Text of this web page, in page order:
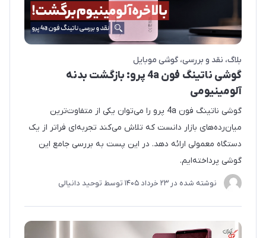
بلاگ نقد و بررسی گوشی موبایل
گوشی ناتینگ فون 4a پرو: بازگشت بدنه
آلومینیومی
گوشی ناتینگ فون 4a پرو را می‌توان یکی از متفاوت‌ترین
میان‌رده‌های بازار دانست که تلاش می‌کند تجربه‌ای فراتر از یک
دستگاه معمولی ارائه دهد. در این پست به بررسی جامع این
گوشی پرداخته‌ایم.
نوشته شده در 23 خرداد 1405 توسط توحید دانیالی